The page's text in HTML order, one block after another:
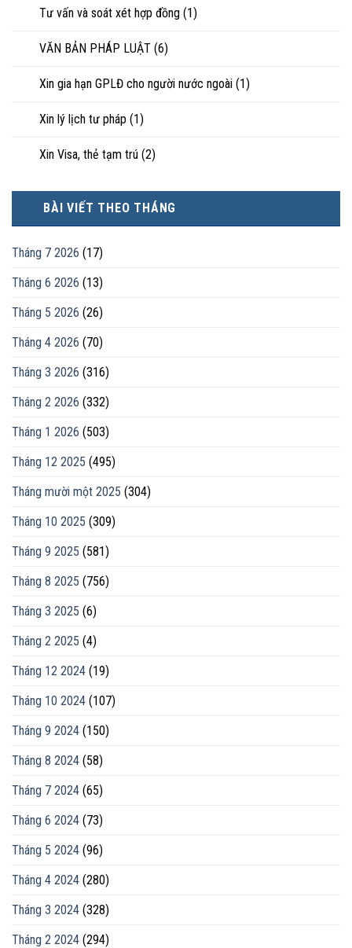
Tư vấn và soát xét hợp đồng (1)
VĂN BẢN PHÁP LUẬT (6)
Xin gia hạn GPLĐ cho người nước ngoài (1)
Xin lý lịch tư pháp (1)
Xin Visa, thẻ tạm trú (2)
BÀI VIẾT THEO THÁNG
Tháng 7 2026 (17)
Tháng 6 2026 (13)
Tháng 5 2026 (26)
Tháng 4 2026 (70)
Tháng 3 2026 (316)
Tháng 2 2026 (332)
Tháng 1 2026 (503)
Tháng 12 2025 (495)
Tháng mười một 2025 (304)
Tháng 10 2025 (309)
Tháng 9 2025 (581)
Tháng 8 2025 (756)
Tháng 3 2025 (6)
Tháng 2 2025 (4)
Tháng 12 2024 (19)
Tháng 10 2024 (107)
Tháng 9 2024 (150)
Tháng 8 2024 (58)
Tháng 7 2024 (65)
Tháng 6 2024 (73)
Tháng 5 2024 (96)
Tháng 4 2024 (280)
Tháng 3 2024 (328)
Tháng 2 2024 (294)